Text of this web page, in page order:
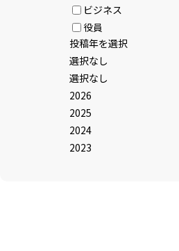
ビジネス
役員
投稿年を選択
選択なし
選択なし
2026
2025
2024
2023